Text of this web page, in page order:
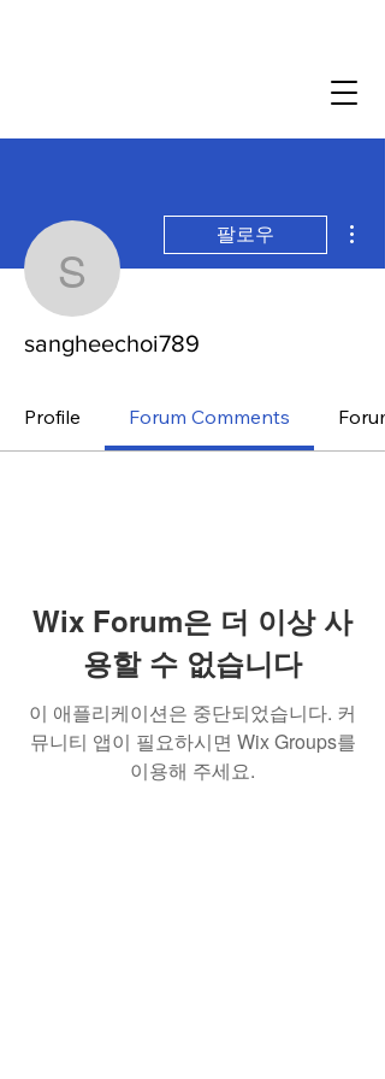
sangheechoi789
팔로우
sangheechoi789
Profile Forum Comments
Wix Forum은 더 이상 사
용할 수 없습니다
이 애플리케이션은 중단되었습니다. 커
뮤니티 앱이 필요하시면 Wix Groups를
이용해 주세요.